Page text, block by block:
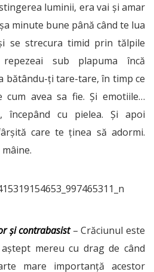
luminii, era vai și amar
minute bune până când te lua
se strecura timid prin tălpile
sub plapuma încă
bătându-ți tare-tare, în timp ce
cum avea sa fie. Și emotiile…
începând cu pielea. Și apoi
care te ținea să adormi.
și contrabasist– Crăciunul este
mereu cu drag de când
mare importanță acestor